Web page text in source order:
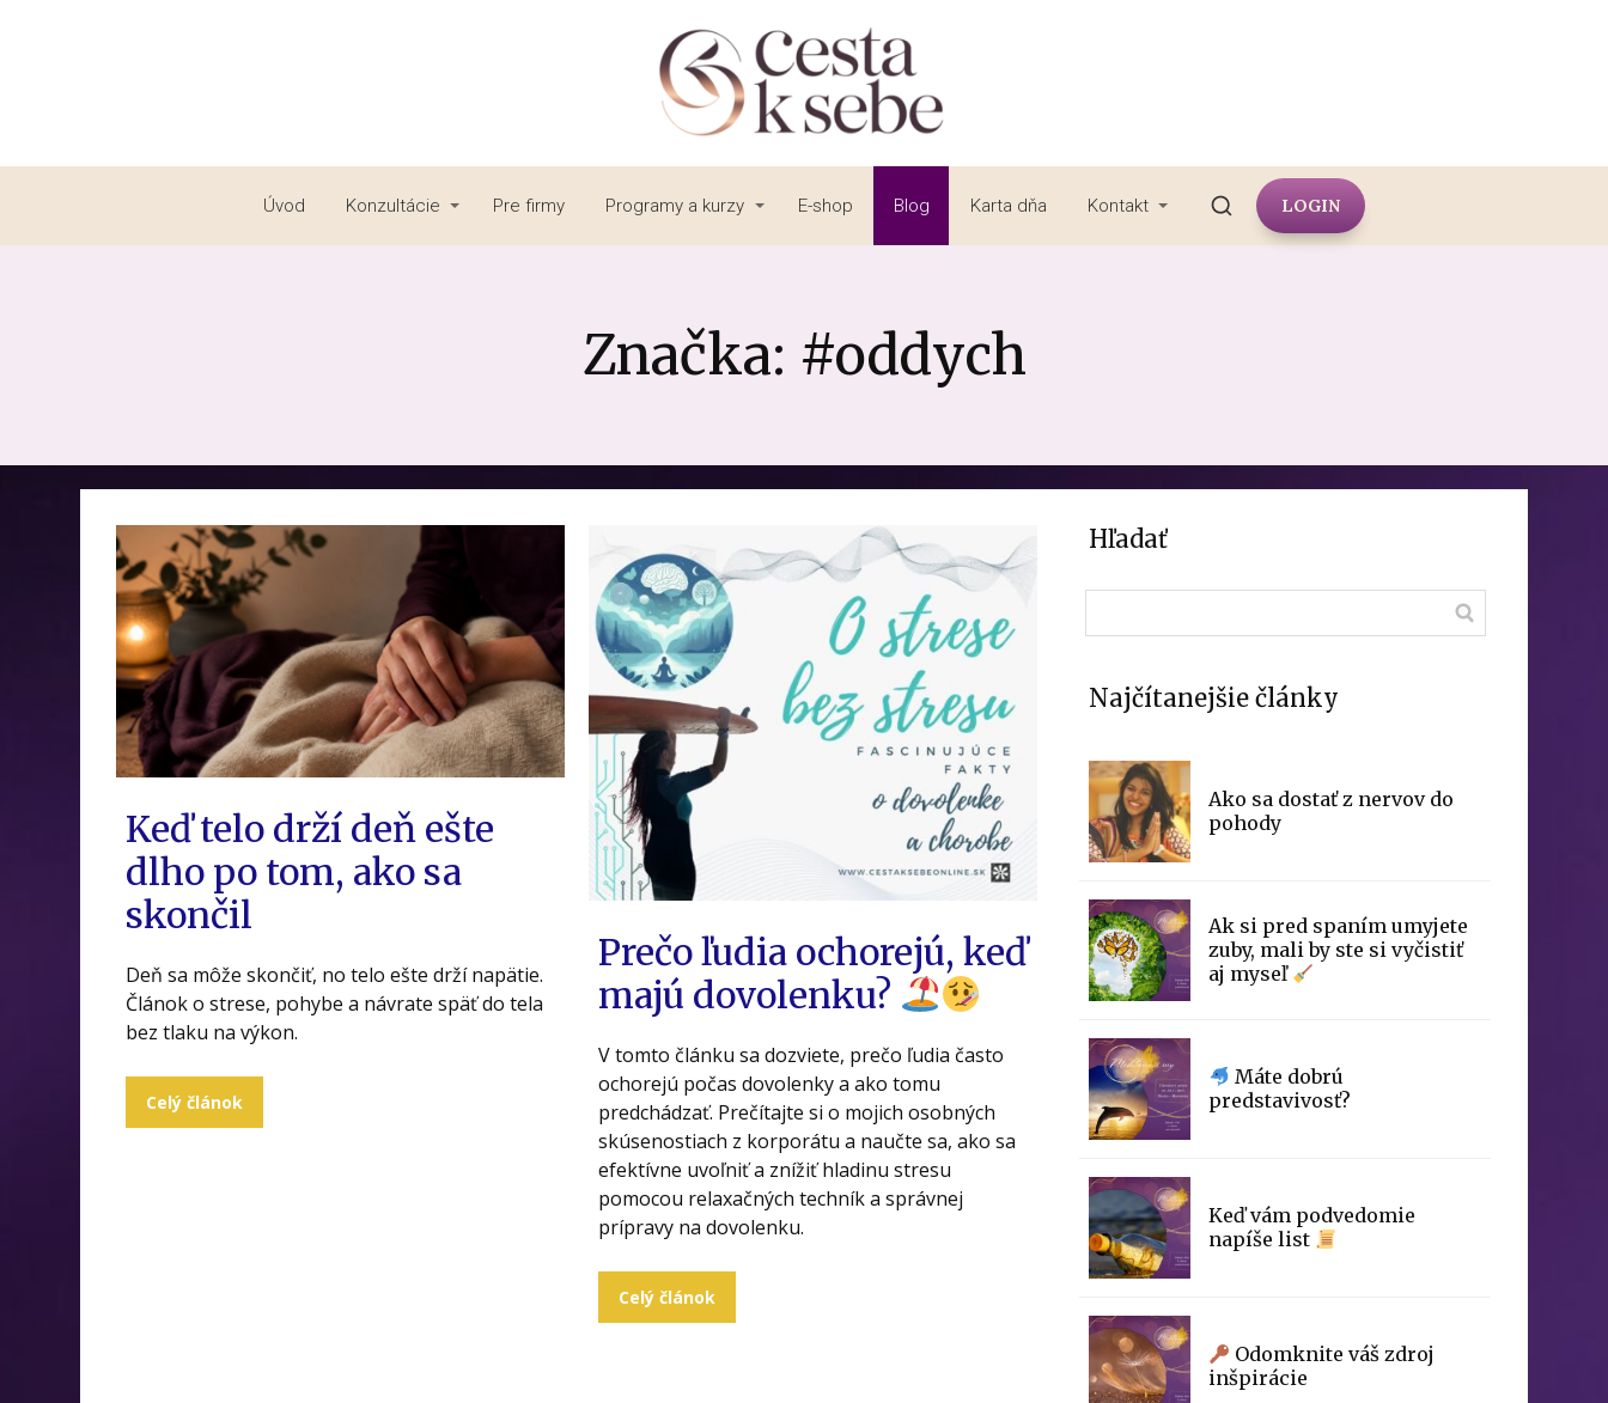
Úvod Konzultácie Pre firmy Programy a kurzy E-shop Blog Karta dňa Kontakt LOGIN
Značka: #oddych
Keď telo drží deň ešte
dlho po tom, ako sa
skončil
Deň sa môže skončiť, no telo ešte drží napätie.
Článok o strese, pohybe a návrate späť do tela
bez tlaku na výkon.
Celý článok
Prečo ľudia ochorejú, keď
majú dovolenku?
V tomto článku sa dozviete, prečo ľudia často
ochorejú počas dovolenky a ako tomu
predchádzať. Prečítajte si o mojich osobných
skúsenostiach z korporátu a naučte sa, ako sa
efektívne uvoľniť a znížiť hladinu stresu
pomocou relaxačných techník a správnej
prípravy na dovolenku.
Celý článok
Hľadať
Najčítanejšie články
Ako sa dostať z nervov do
pohody
Ak si pred spaním umyjete
zuby, mali by ste si vyčistiť
aj myseľ
Máte dobrú
predstavivosť?
Keď vám podvedomie
napíše list
Odomknite váš zdroj
inšpirácie